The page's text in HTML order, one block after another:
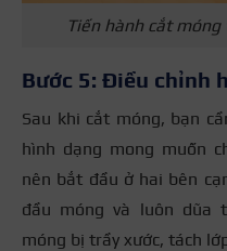
Tiến hành cắt
Bước 5: Điều chỉnh
Sau khi cắt móng, bạn
hình dạng mong muốn
nên bắt đầu ở hai bên
đầu móng và luôn dũa
móng bị trầy xước, tách